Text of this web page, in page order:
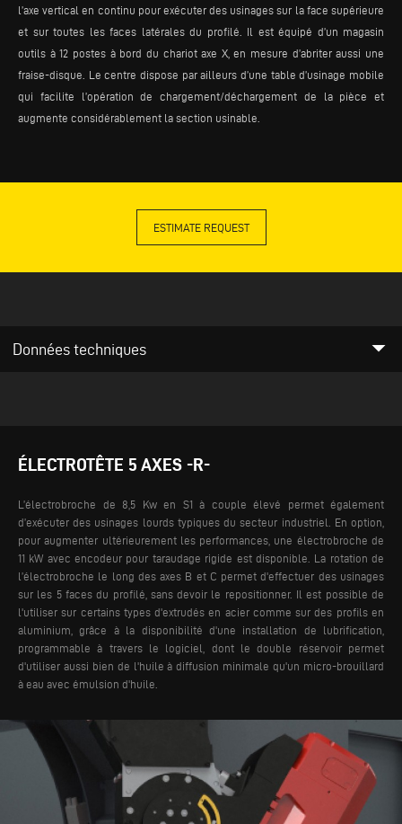
l’axe vertical en continu pour exécuter des usinages sur la face supérieure
et sur toutes les faces latérales du profilé. Il est équipé d’un magasin
outils à 12 postes à bord du chariot axe X, en mesure d’abriter aussi une
fraise-disque. Le centre dispose par ailleurs d’une table d’usinage mobile
qui facilite l’opération de chargement/déchargement de la pièce et
augmente considérablement la section usinable.
ESTIMATE REQUEST
Données techniques arrow_drop_down
ÉLECTROTÊTE 5 AXES -R-
L’électrobroche de 8,5 Kw en S1 à couple élevé permet également
d’exécuter des usinages lourds typiques du secteur industriel. En option,
pour augmenter ultérieurement les performances, une électrobroche de
11 kW avec encodeur pour taraudage rigide est disponible. La rotation de
l’électrobroche le long des axes B et C permet d'effectuer des usinages
sur les 5 faces du profilé, sans devoir le repositionner. Il est possible de
l'utiliser sur certains types d'extrudés en acier comme sur des profils en
aluminium, grâce à la disponibilité d'une installation de lubrification,
programmable à travers le logiciel, dont le double réservoir permet
d'utiliser aussi bien de l'huile à diffusion minimale qu'un micro-brouillard
à eau avec émulsion d'huile.